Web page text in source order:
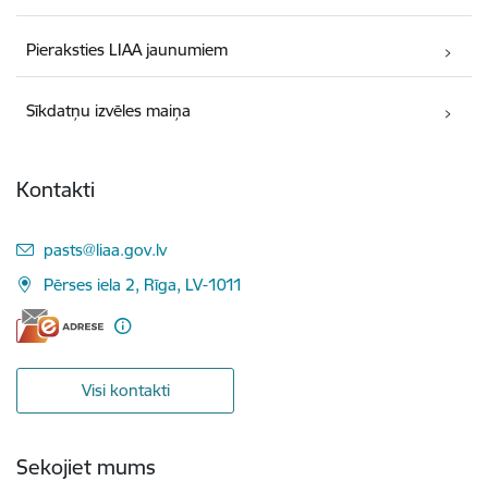
Pieraksties LIAA jaunumiem
Sīkdatņu izvēles maiņa
Kontakti
E-pasts:
pasts@liaa.gov.lv
Pērses iela 2, Rīga, LV-1011
Visi kontakti
Sekojiet mums